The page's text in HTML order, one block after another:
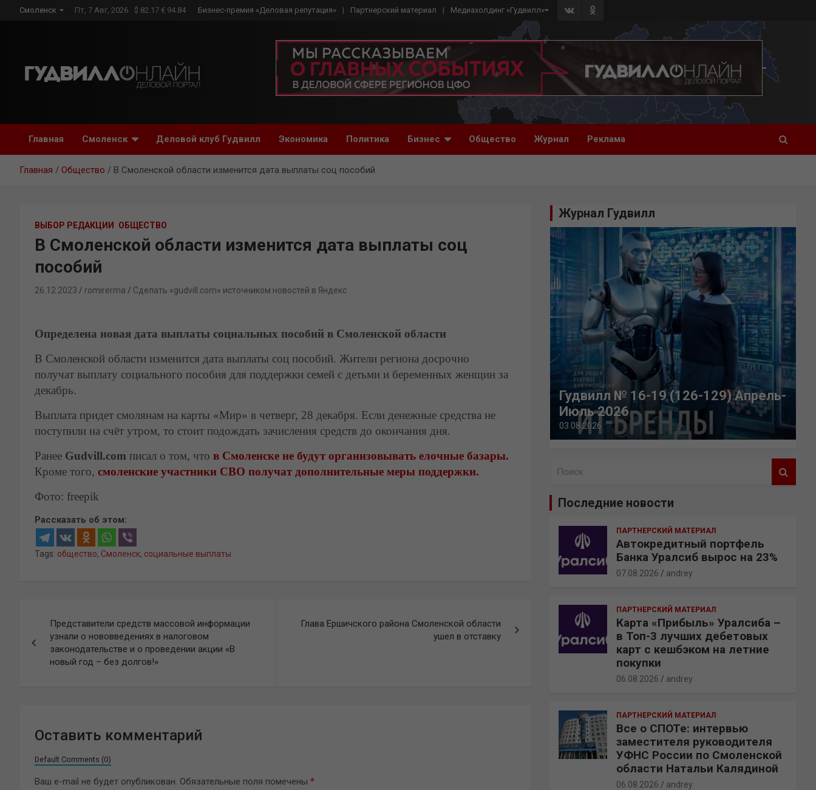
Смоленск Пт, 7 Авг, 2026 $ 82.17 € 94.84 Бизнес-премия «Деловая репутация» Партнерский материал Медиахолдинг «Гудвилл»
Главная Смоленск Деловой клуб Гудвилл Экономика Политика Бизнес Общество Журнал Реклама
Главная Общество В Смоленской области изменится дата выплаты соц пособий
ВЫБОР РЕДАКЦИИ ОБЩЕСТВО
В Смоленской области изменится дата выплаты соц
пособий
26.12.2023 romirerma Сделать «gudvill.com» источником новостей в Яндекс
Определена новая дата выплаты социальных пособий в Смоленской области
В Смоленской области изменится дата выплаты соц пособий. Жители региона досрочно
получат выплату социального пособия для поддержки семей с детьми и беременных женщин за
декабрь.
Выплата придет смолянам на карты «Мир» в четверг, 28 декабря. Если денежные средства не
поступили на счёт утром, то стоит подождать зачисления средств до окончания дня.
Ранее Gudvill.com писал о том, что в Смоленске не будут организовывать елочные базары.
Кроме того, смоленские участники СВО получат дополнительные меры поддержки.
Фото: freepik
Рассказать об этом:
Tags: общество, Смоленск, социальные выплаты
по
записям
Представители средств массовой информации
узнали о нововведениях в налоговом
законодательстве и о проведении акции «В
новый год – без долгов!»
Глава Ершичского района Смоленской области
ушел в отставку
Оставить комментарий
Default Comments (0)
Ваш e-mail не будет опубликован. Обязательные поля помечены *
Журнал Гудвилл
Гудвилл № 16-19 (126-129) Апрель-
Июль 2026
03.08.2026
Последние новости
ПАРТНЕРСКИЙ МАТЕРИАЛ
Автокредитный портфель
Банка Уралсиб вырос на 23%
07.08.2026 andrey
ПАРТНЕРСКИЙ МАТЕРИАЛ
Карта «Прибыль» Уралсиба –
в Топ-3 лучших дебетовых
карт с кешбэком на летние
покупки
06.08.2026 andrey
ПАРТНЕРСКИЙ МАТЕРИАЛ
Все о СПОТе: интервью
заместителя руководителя
УФНС России по Смоленской
области Натальи Калядиной
06.08.2026 andrey